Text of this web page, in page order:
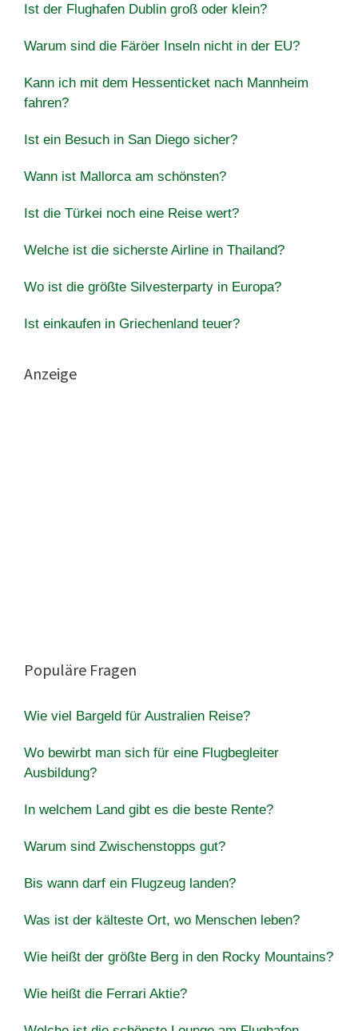
Ist der Flughafen Dublin groß oder klein?
Warum sind die Färöer Inseln nicht in der EU?
Kann ich mit dem Hessenticket nach Mannheim
fahren?
Ist ein Besuch in San Diego sicher?
Wann ist Mallorca am schönsten?
Ist die Türkei noch eine Reise wert?
Welche ist die sicherste Airline in Thailand?
Wo ist die größte Silvesterparty in Europa?
Ist einkaufen in Griechenland teuer?
Anzeige
Populäre Fragen
Wie viel Bargeld für Australien Reise?
Wo bewirbt man sich für eine Flugbegleiter
Ausbildung?
In welchem Land gibt es die beste Rente?
Warum sind Zwischenstopps gut?
Bis wann darf ein Flugzeug landen?
Was ist der kälteste Ort, wo Menschen leben?
Wie heißt der größte Berg in den Rocky Mountains?
Wie heißt die Ferrari Aktie?